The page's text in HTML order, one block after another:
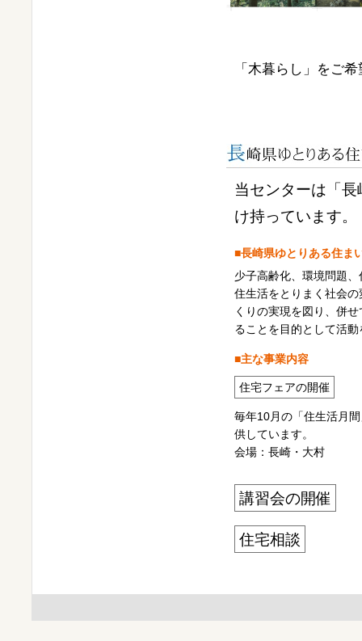
「木暮らし」をご
当センターは「
け持っています。
■長崎県ゆとりある住ま
少子高齢化、環境問題
住生活をとりまく社会
くりの実現を図り、併
ることを目的として活
■主な事業内容
住宅フェアの開催
毎年10月の「住生活月
供しています。
会場：長崎・大村
講習会の開催
住宅相談